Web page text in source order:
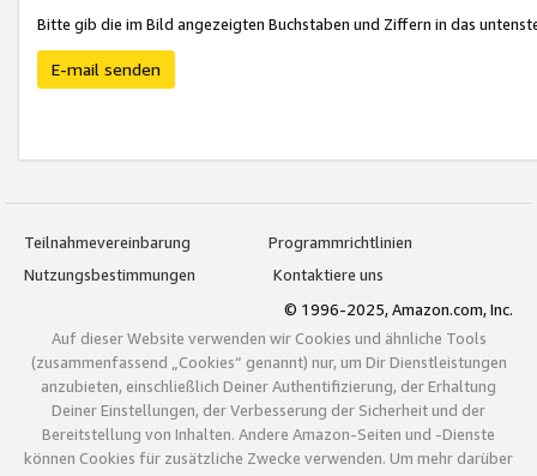
Bitte gib die im Bild angezeigten Buchstaben und Ziffern in das
E-mail senden
Teilnahmevereinbarung
Programmrichtlinien
Nutzungsbestimmungen
Kontaktiere uns
© 1996-2025, Amazon.com, Inc.
Auf dieser Website verwenden wir Cookies und ähnliche Tools
(zusammenfassend „Cookies“ genannt) nur, um Dir Dienstleistungen
anzubieten, einschließlich Deiner Authentifizierung, der Erhaltung
Deiner Einstellungen, der Verbesserung der Sicherheit und der
Bereitstellung von Inhalten. Andere Amazon-Seiten und -Dienste
können Cookies für zusätzliche Zwecke verwenden. Um mehr darüber